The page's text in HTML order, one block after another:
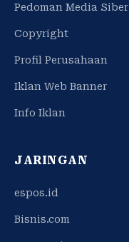
Pedoman Media Siber
Copyright
Profil Perusahaan
Iklan Web Banner
Info Iklan
JARINGAN
espos.id
Bisnis.com